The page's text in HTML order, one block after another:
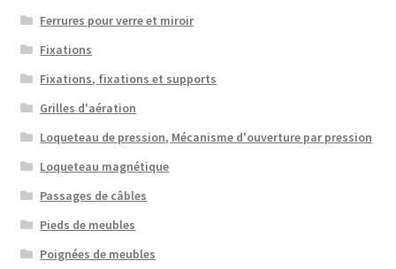
Ferrures pour verre et miroir
Fixations
Fixations, fixations et supports
Grilles d'aération
Loqueteau de pression, Mécanisme d'ouverture par pression
Loqueteau magnétique
Passages de câbles
Pieds de meubles
Poignées de meubles